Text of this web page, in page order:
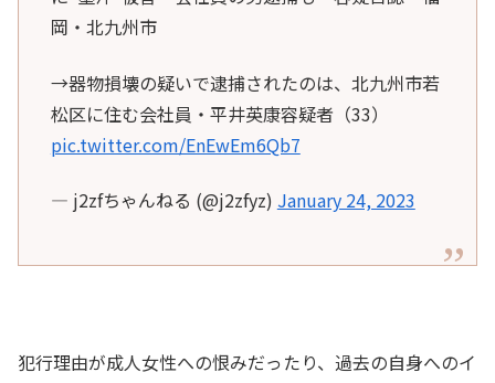
岡・北九州市
→器物損壊の疑いで逮捕されたのは、北九州市若
松区に住む会社員・平井英康容疑者（33）
pic.twitter.com/EnEwEm6Qb7
— j2zfちゃんねる (@j2zfyz) January 24, 2023
犯行理由が成人女性への恨みだったり、過去の自身へのイ